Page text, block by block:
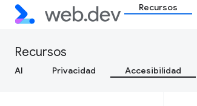
Recursos
Recursos
AI Privacidad Accesibilidad